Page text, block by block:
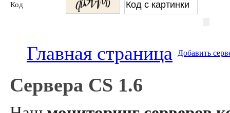
Код
Главная страница Добавить
Сервера CS 1.6